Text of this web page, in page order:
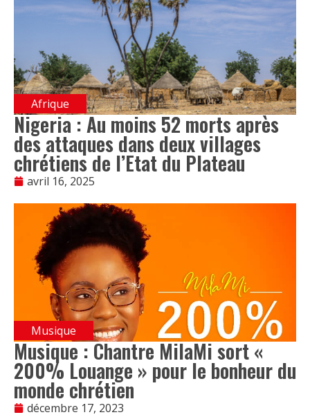
Afrique
Nigeria : Au moins 52 morts après
des attaques dans deux villages
chrétiens de l’Etat du Plateau
avril 16, 2025
Musique
Musique : Chantre MilaMi sort «
200% Louange » pour le bonheur du
monde chrétien
décembre 17, 2023